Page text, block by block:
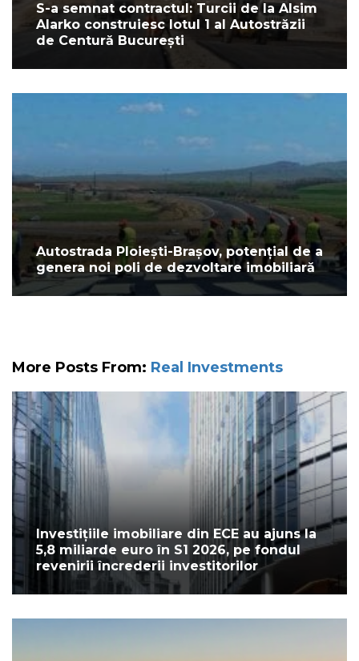
S-a semnat contractul: Turcii de la Alsim
Alarko construiesc lotul 1 al Autostrăzii
de Centură București
Autostrada Ploiești-Brașov, potențial de a
genera noi poli de dezvoltare imobiliară
More Posts From: Real Investments
Investițiile imobiliare din ECE au ajuns la
5,8 miliarde euro în S1 2026, pe fondul
revenirii încrederii investitorilor